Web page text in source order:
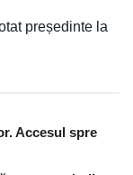
președinte la
Accesul spre